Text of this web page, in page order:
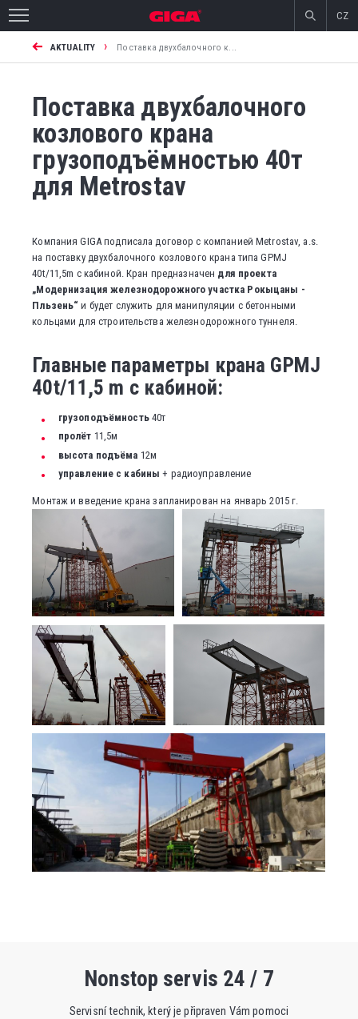
CZ
AKTUALITY › Поставка двухбалочного к...
Поставка двухбалочного
козлового крана
грузоподъёмностью 40т
для Metrostav
Компания GIGA подписала договор с компанией Metrostav, a.s.
на поставку двухбалочного козлового крана типа GPMJ
40t/11,5m с кабиной. Кран предназначен для проекта
„Модернизация железнодорожного участка Рокыцаны -
Пльзень“ и будет служить для манипуляции с бетонными
кольцами для строительства железнодорожного туннеля.
Главные параметры крана GPMJ
40t/11,5 m с кабиной:
грузоподъёмность40т
пролёт 11,5м
высота подъёма 12м
управление с кабины + радиоуправление
Монтаж и введение крана запланирован на январь 2015 г.
Nonstop servis 24 / 7
Servisní technik, který je připraven Vám pomoci